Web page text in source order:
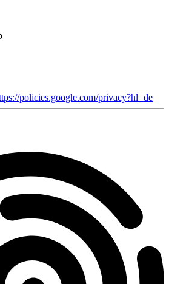
policies.google.com/privacy?hl=de